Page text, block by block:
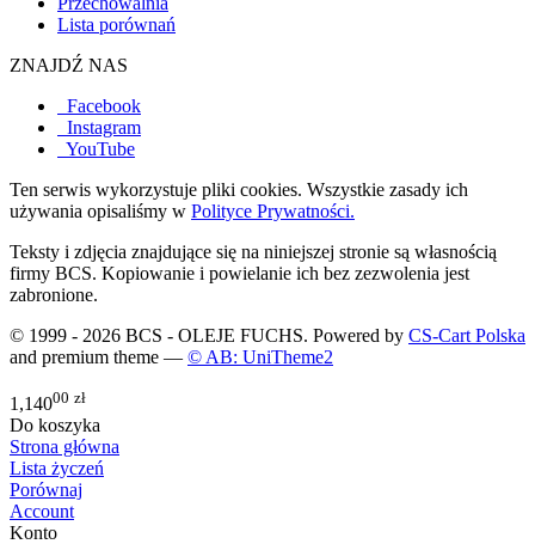
Lista porównań
ZNAJDŹ NAS
Facebook
Instagram
YouTube
Ten serwis wykorzystuje pliki cookies. Wszystkie zasady ich
używania opisaliśmy w Polityce Prywatności.
Teksty i zdjęcia znajdujące się na niniejszej stronie są własnością
firmy BCS. Kopiowanie i powielanie ich bez zezwolenia jest
zabronione.
© 1999 - 2026 BCS - OLEJE FUCHS. Powered by CS-Cart Polska
and premium theme — © AB: UniTheme2
1,14000 zł
Do koszyka
Strona główna
Lista życzeń
Porównaj
Account
Konto